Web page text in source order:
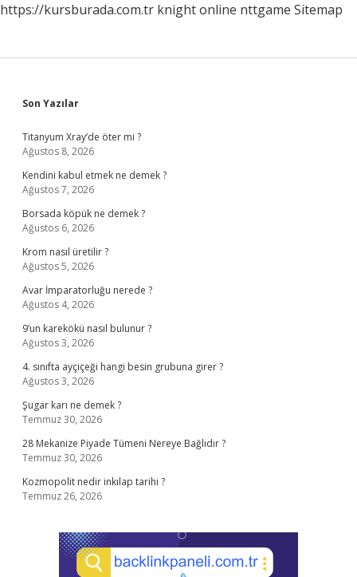
https://kursburada.com.tr knight online nttgame Sitemap
Sidebar
Son Yazılar
Titanyum Xray’de öter mi ?
Ağustos 8, 2026
Kendini kabul etmek ne demek ?
Ağustos 7, 2026
Borsada köpük ne demek ?
Ağustos 6, 2026
Krom nasıl üretilir ?
Ağustos 5, 2026
Avar İmparatorluğu nerede ?
Ağustos 4, 2026
9’un karekökü nasıl bulunur ?
Ağustos 3, 2026
4. sınıfta ayçiçeği hangi besin grubuna girer ?
Ağustos 3, 2026
Şugar karı ne demek ?
Temmuz 30, 2026
28 Mekanize Piyade Tümeni Nereye Bağlıdır ?
Temmuz 30, 2026
Kozmopolit nedir inkılap tarihi ?
Temmuz 26, 2026